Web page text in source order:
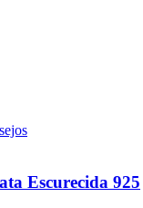
Escurecida 925